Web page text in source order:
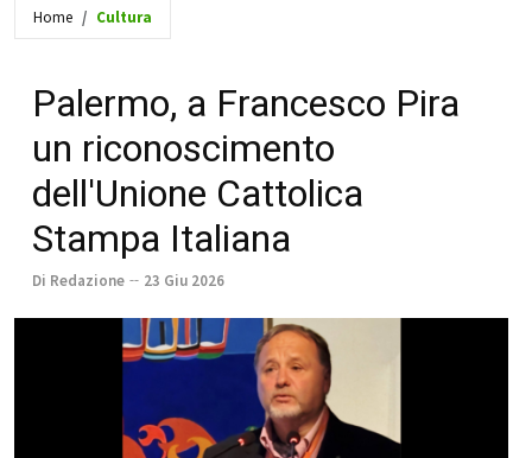
Home Cultura
Palermo, a Francesco Pira
un riconoscimento
dell'Unione Cattolica
Stampa Italiana
Di Redazione 23 Giu 2026